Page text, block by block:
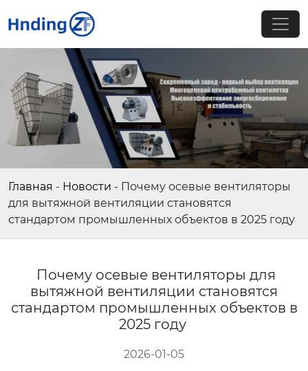
Главная - Новости - Почему осевые вентиляторы
для вытяжной вентиляции становятся
стандартом промышленных объектов в 2025 году
Почему осевые вентиляторы для
вытяжной вентиляции становятся
стандартом промышленных объектов в
2025 году
2026-01-05